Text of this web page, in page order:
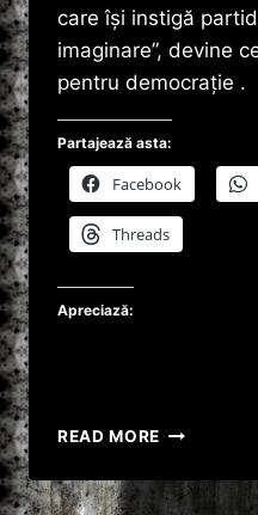
care îşi instigă
imaginare”, devine
pentru democraţie .
Partajează asta:
Facebook
Threads
Apreciază:
READ MORE DĂNCILĂ,
PENTRU